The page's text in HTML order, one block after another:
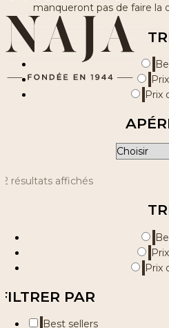
manqueront pas de faire la
Prix
résultats affichés
Prix
PAR
Best sellers